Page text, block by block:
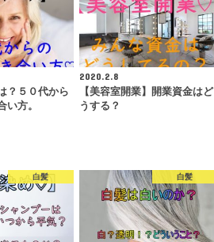
？５０代から
い方。
2020.2.8
【美容室開業】開業資金はど
うする？
白髪 白髪